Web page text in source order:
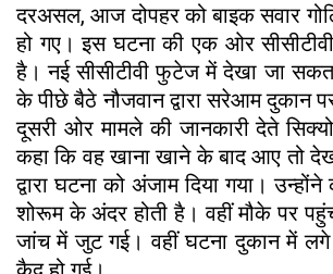
दरअसल, आज दोपहर को बाइक सवार
हो गए। इस घटना की एक ओर
है। नई सीसीटीवी फुटेज में देखा जा
के पीछे बैठे नौजवान द्वारा सरेआम दुकान
दूसरी ओर मामले की जानकारी देते
कहा कि वह खाना खाने के बाद आए तो
द्वारा घटना को अंजाम दिया गया।
शोरूम के अंदर होती है। वहीं मौके पर
जांच में जुट गई। वहीं घटना दुकान में लगे